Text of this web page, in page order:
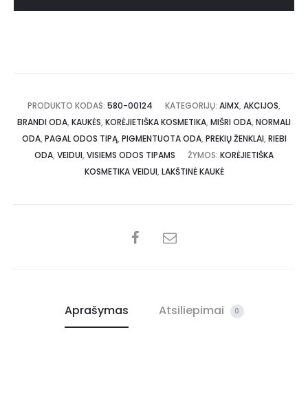
PRODUKTO KODAS: 580-00124 KATEGORIJŲ: AIMX, AKCIJOS,
BRANDI ODA, KAUKĖS, KORĖJIETIŠKA KOSMETIKA, MIŠRI ODA, NORMALI
ODA, PAGAL ODOS TIPĄ, PIGMENTUOTA ODA, PREKIŲ ŽENKLAI, RIEBI
ODA, VEIDUI, VISIEMS ODOS TIPAMS ŽYMOS: KORĖJIETIŠKA
KOSMETIKA VEIDUI, LAKŠTINĖ KAUKĖ
Aprašymas Atsiliepimai 0